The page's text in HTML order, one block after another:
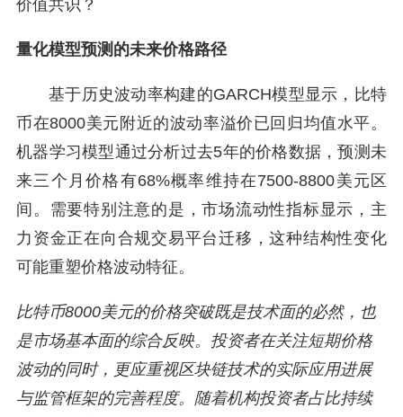
价值共识？
量化模型预测的未来价格路径
基于历史波动率构建的GARCH模型显示，比特
币在8000美元附近的波动率溢价已回归均值水平。
机器学习模型通过分析过去5年的价格数据，预测未
来三个月价格有68%概率维持在7500-8800美元区
间。需要特别注意的是，市场流动性指标显示，主
力资金正在向合规交易平台迁移，这种结构性变化
可能重塑价格波动特征。
比特币8000美元的价格突破既是技术面的必然，也
是市场基本面的综合反映。投资者在关注短期价格
波动的同时，更应重视区块链技术的实际应用进展
与监管框架的完善程度。随着机构投资者占比持续